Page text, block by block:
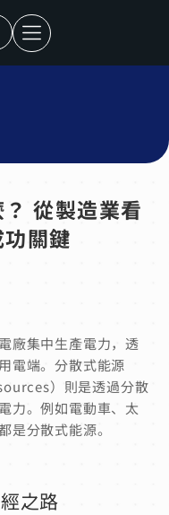
從製造業看
功關鍵
廠集中生產電力，透
電端。分散式能源
）則是透過分散
力。例如電動車、太
是分散式能源。
之路